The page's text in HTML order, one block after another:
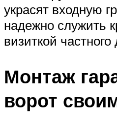
украсят входную
надежно служить
визиткой
Монтаж
ворот